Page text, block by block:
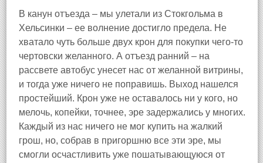
В канун отъезда – мы улетали из Стокгольма в
Хельсинки – ее волнение достигло предела. Не
хватало чуть больше двух крон для покупки чего‑то
чертовски желанного. А отъезд ранний – на
рассвете автобус унесет нас от желанной витрины,
и тогда уже ничего не поправишь. Выход нашелся
простейший. Крон уже не оставалось ни у кого, но
мелочь, копейки, точнее, эре задержались у многих.
Каждый из нас ничего не мог купить на жалкий
грош, но, собрав в пригоршню все эти эре, мы
смогли осчастливить уже пошатывающуюся от